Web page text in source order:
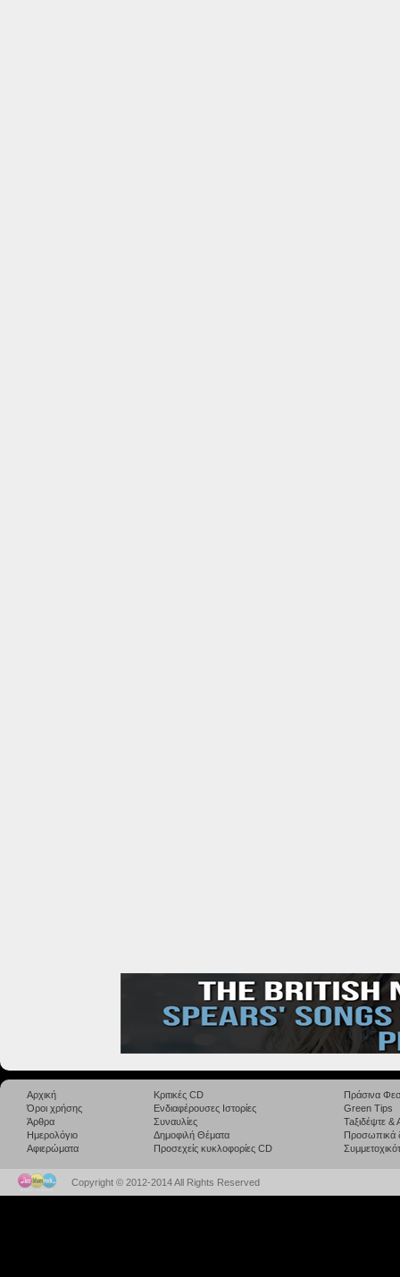
Αρχική
Όροι χρήσης
Άρθρα
Ημερολόγιο
Αφιερώματα
Κριτικές CD
Ενδιαφέρουσες Ιστορίες
Συναυλίες
Δημοφιλή Θέματα
Προσεχείς κυκλοφορίες CD
Πράσινα
Green Tips
Taξιδέψτε
Προσωπικά
Copyright © 2012-2014 All Rights Reserved